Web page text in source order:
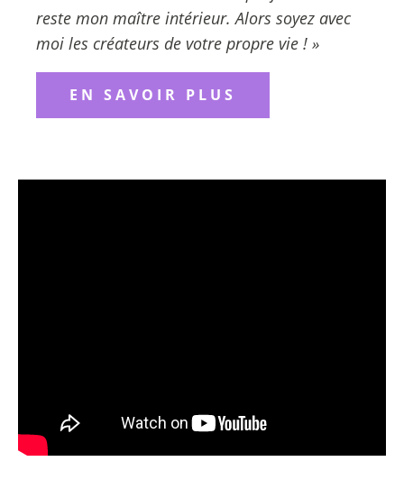
reste mon maître intérieur. Alors soyez avec
moi les créateurs de votre propre vie ! »
EN SAVOIR PLUS